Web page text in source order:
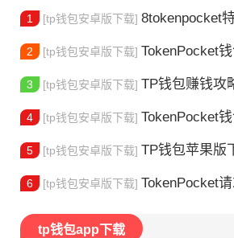
1 [tp钱包安卓版下载] 8tokenpocket特 TokenPocket
2 [tp钱包安卓版下载] TokenPocket钱包安
3 [tp钱包安卓版下载] TP钱包赚钱攻略：普
4 [tp钱包安卓版下载] TokenPocket钱包怎么
5 [tp钱包安卓版下载] TP钱包苹果版下载打
6 [tp钱包安卓版下载] TokenPocket请求超时怎
tp钱包app下载